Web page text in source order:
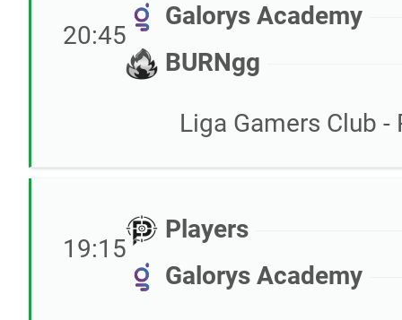
20:45
Galorys Academy
BURNgg
Liga Gamers Club
19:15
Players
Galorys Academy